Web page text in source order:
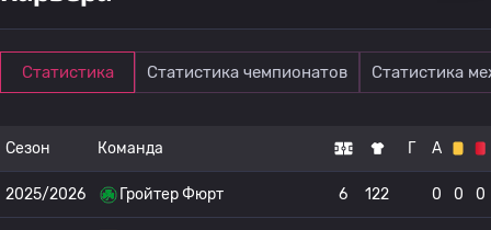
Статистика Статистика чемпионатов Статистика
Сезон Команда Г А
2025/2026 Гройтер Фюрт 6 122 0 0 0